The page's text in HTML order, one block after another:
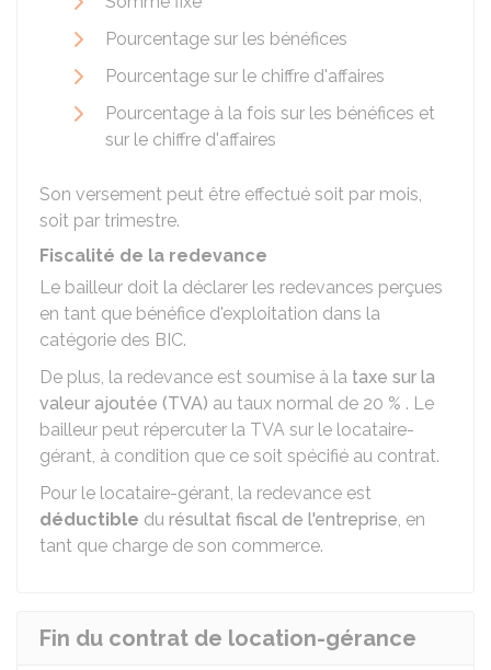
Pourcentage sur les bénéfices
Pourcentage sur le chiffre d'affaires
Pourcentage à la fois sur les bénéfices et
sur le chiffre d'affaires
Son versement peut être effectué soit par mois,
soit par trimestre.
Fiscalité de la redevance
Le bailleur doit la déclarer les redevances perçues
en tant que bénéfice d'exploitation dans la
catégorie des BIC.
De plus, la redevance est soumise à la taxe sur la
valeur ajoutée (TVA) au taux normal de 20 % . Le
bailleur peut répercuter la TVA sur le locataire-
gérant, à condition que ce soit spécifié au contrat.
Pour le locataire-gérant, la redevance est
déductible du résultat fiscal de l'entreprise, en
tant que charge de son commerce.
Fin du contrat de location-gérance